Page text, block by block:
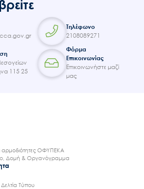
Τηλέφωνο
2108089271
115 25
Φόρμα
Επικοινωνίας
Επικοινωνήστε μαζί
μας
αρμοδιότητες ΟΦΥΠΕΚΑ
Δομή & Οργανόγραμμα
Τύπου